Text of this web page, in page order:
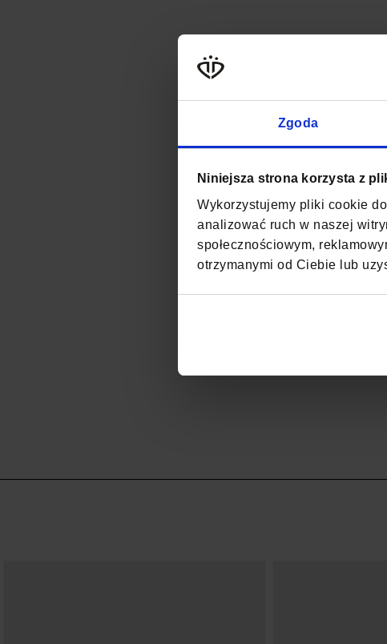
Zgoda
Niniejsza strona korzysta z
Wykorzystujemy pliki cookie
analizować ruch w naszej
społecznościowym,
otrzymanymi od Ciebie lub